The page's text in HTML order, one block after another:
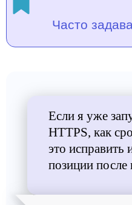
Часто
Если я уже
HTTPS, как
это исправить
позиции после